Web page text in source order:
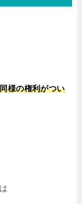
様の権利がつい